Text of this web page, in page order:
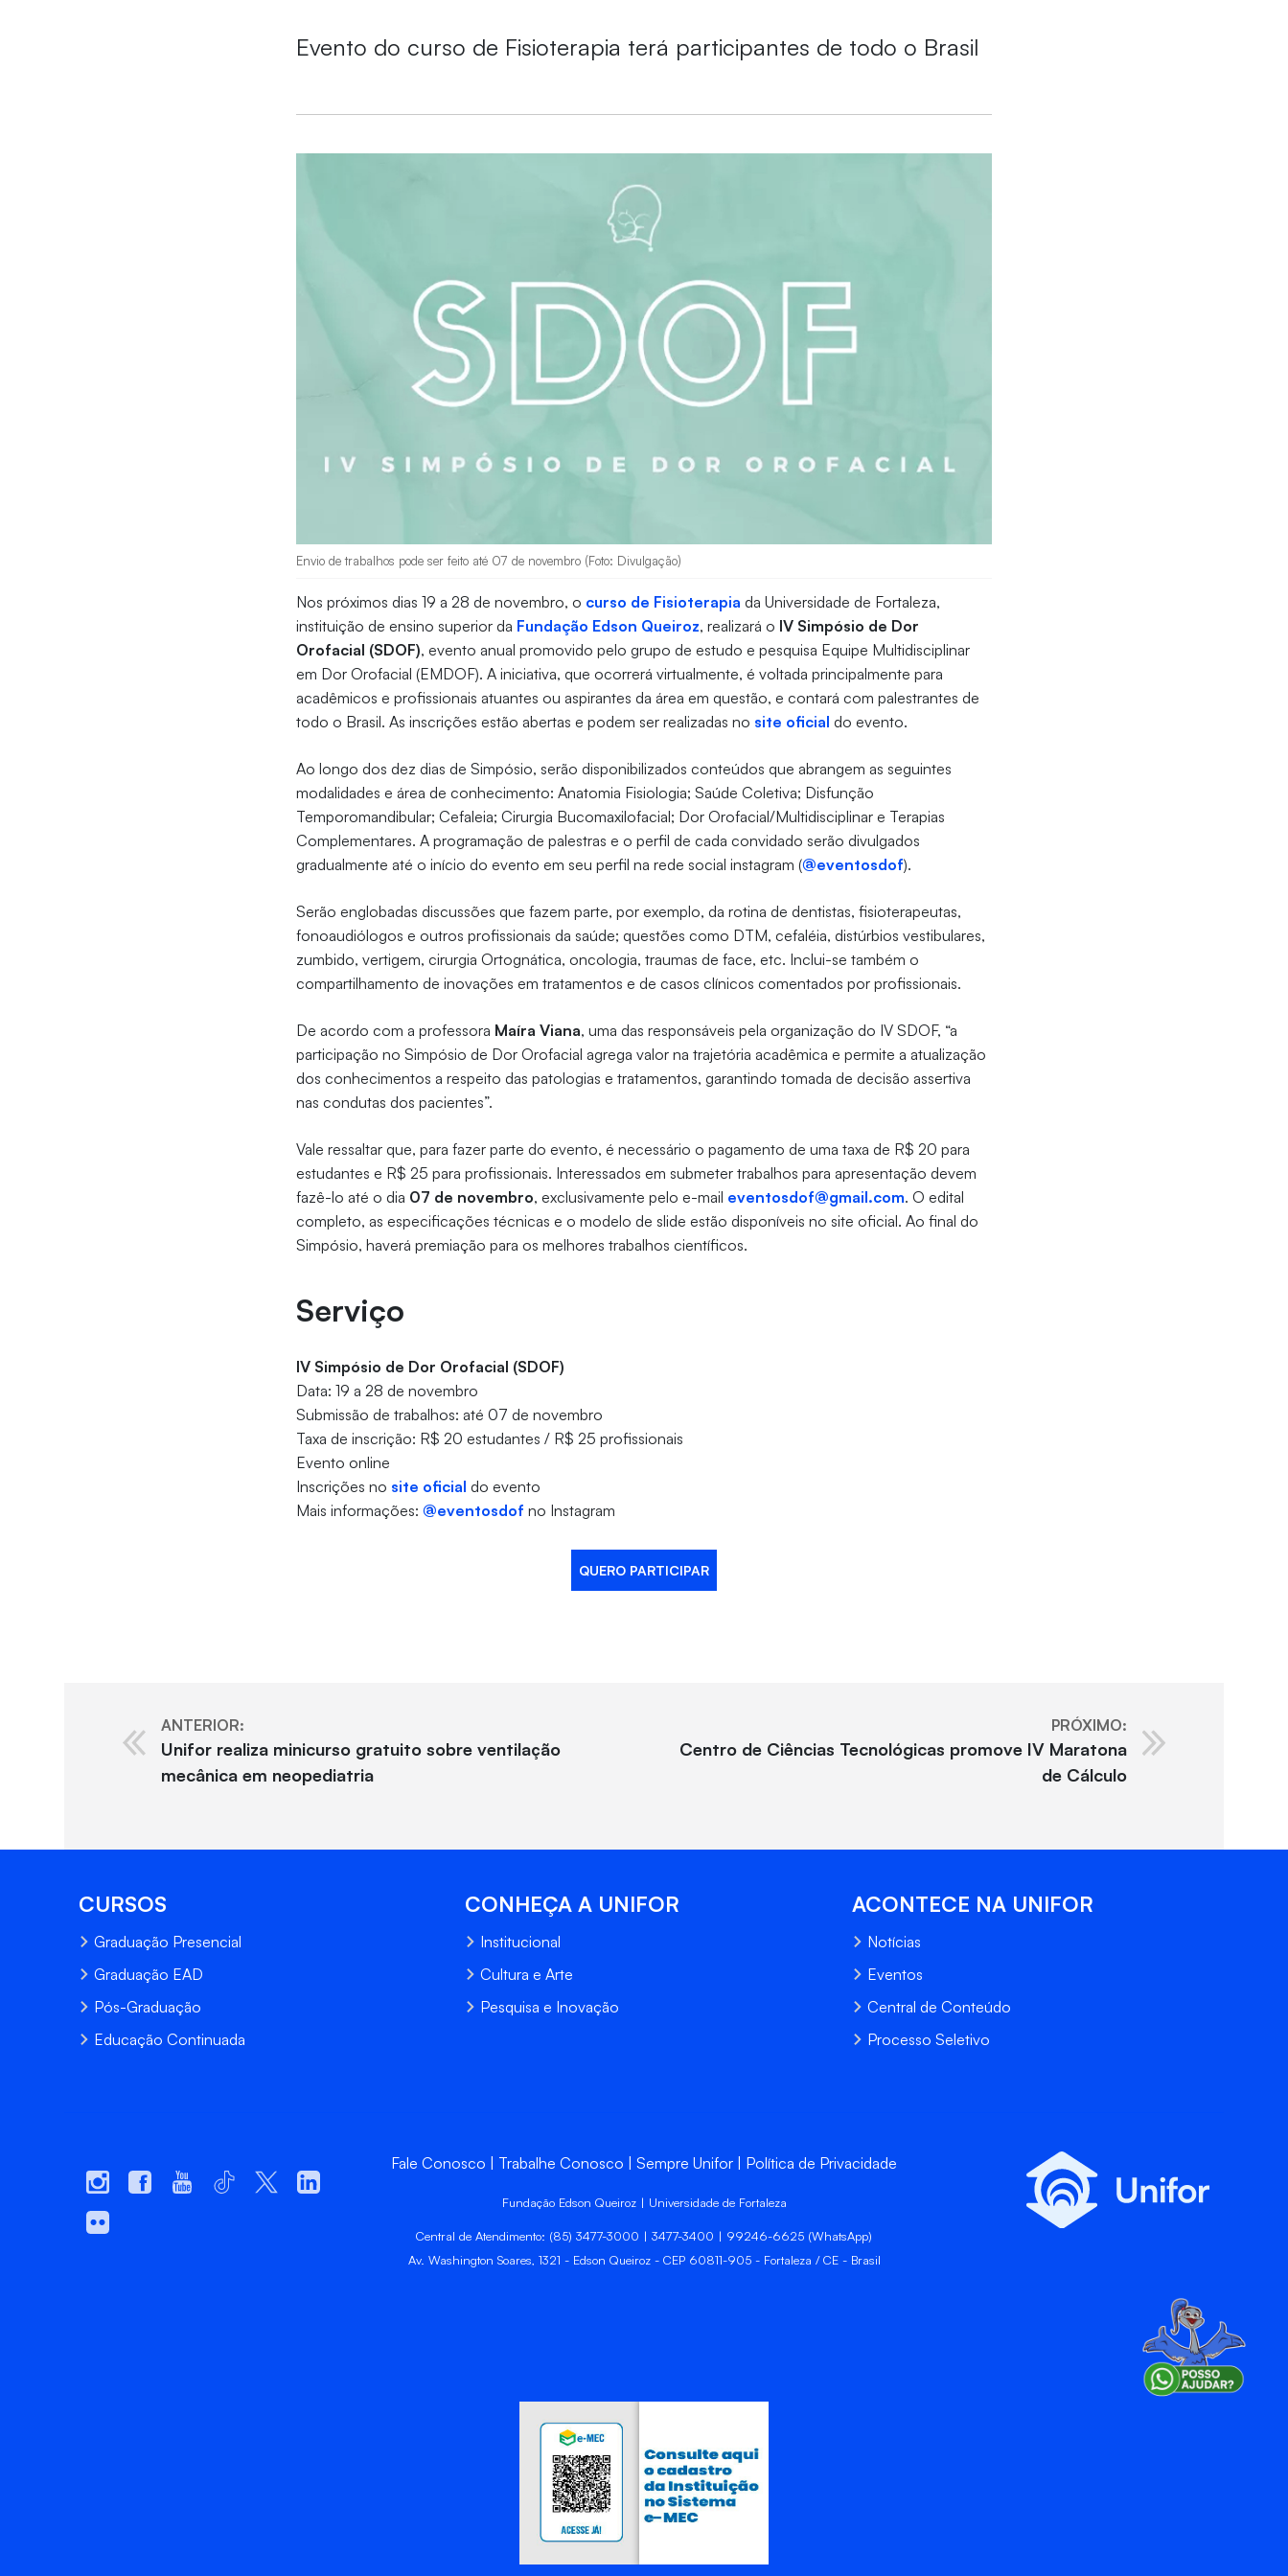
Evento do curso de Fisioterapia terá participantes de todo o Brasil
Envio de trabalhos pode ser feito até 07 de novembro (Foto: Divulgação)
Nos próximos dias 19 a 28 de novembro, o curso de Fisioterapia da Universidade de Fortaleza,
instituição de ensino superior da Fundação Edson Queiroz, realizará o IV Simpósio de Dor
Orofacial (SDOF), evento anual promovido pelo grupo de estudo e pesquisa Equipe Multidisciplinar
em Dor Orofacial (EMDOF). A iniciativa, que ocorrerá virtualmente, é voltada principalmente para
acadêmicos e profissionais atuantes ou aspirantes da área em questão, e contará com palestrantes de
todo o Brasil. As inscrições estão abertas e podem ser realizadas no site oficial do evento.
Ao longo dos dez dias de Simpósio, serão disponibilizados conteúdos que abrangem as seguintes
modalidades e área de conhecimento: Anatomia Fisiologia; Saúde Coletiva; Disfunção
Temporomandibular; Cefaleia; Cirurgia Bucomaxilofacial; Dor Orofacial/Multidisciplinar e Terapias
Complementares. A programação de palestras e o perfil de cada convidado serão divulgados
gradualmente até o início do evento em seu perfil na rede social instagram (@eventosdof).
Serão englobadas discussões que fazem parte, por exemplo, da rotina de dentistas, fisioterapeutas,
fonoaudiólogos e outros profissionais da saúde; questões como DTM, cefaléia, distúrbios vestibulares,
zumbido, vertigem, cirurgia Ortognática, oncologia, traumas de face, etc. Inclui-se também o
compartilhamento de inovações em tratamentos e de casos clínicos comentados por profissionais.
De acordo com a professora Maíra Viana, uma das responsáveis pela organização do IV SDOF, “a
participação no Simpósio de Dor Orofacial agrega valor na trajetória acadêmica e permite a atualização
dos conhecimentos a respeito das patologias e tratamentos, garantindo tomada de decisão assertiva
nas condutas dos pacientes”.
Vale ressaltar que, para fazer parte do evento, é necessário o pagamento de uma taxa de R$ 20 para
estudantes e R$ 25 para profissionais. Interessados em submeter trabalhos para apresentação devem
fazê-lo até o dia 07 de novembro, exclusivamente pelo e-mail eventosdof@gmail.com. O edital
completo, as especificações técnicas e o modelo de slide estão disponíveis no site oficial. Ao final do
Simpósio, haverá premiação para os melhores trabalhos científicos.
Serviço
IV Simpósio de Dor Orofacial (SDOF)
Data: 19 a 28 de novembro
Submissão de trabalhos: até 07 de novembro
Taxa de inscrição: R$ 20 estudantes / R$ 25 profissionais
Evento online
Inscrições no site oficial do evento
Mais informações:@eventosdof no Instagram
QUERO PARTICIPAR
ANTERIOR:
Unifor realiza minicurso gratuito sobre ventilação
mecânica em neopediatria
PRÓXIMO:
Centro de Ciências Tecnológicas promove IV Maratona
de Cálculo
CURSOS
Graduação Presencial
Graduação EAD
Pós-Graduação
Educação Continuada
CONHEÇA A UNIFOR
Institucional
Cultura e Arte
Pesquisa e Inovação
ACONTECE NA UNIFOR
Notícias
Eventos
Central de Conteúdo
Processo Seletivo
Fale Conosco Trabalhe Conosco Sempre Unifor Política de Privacidade
Fundação Edson Queiroz | Universidade de Fortaleza
Central de Atendimento: (85) 3477-3000 | 3477-3400 | 99246-6625 (WhatsApp)
Av. Washington Soares, 1321 - Edson Queiroz - CEP 60811-905 - Fortaleza / CE - Brasil